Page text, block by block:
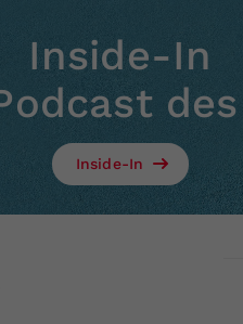
Inside-In
Inside-In